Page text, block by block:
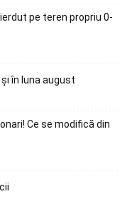
pe teren propriu 0-
în luna august
Ce se modifică din